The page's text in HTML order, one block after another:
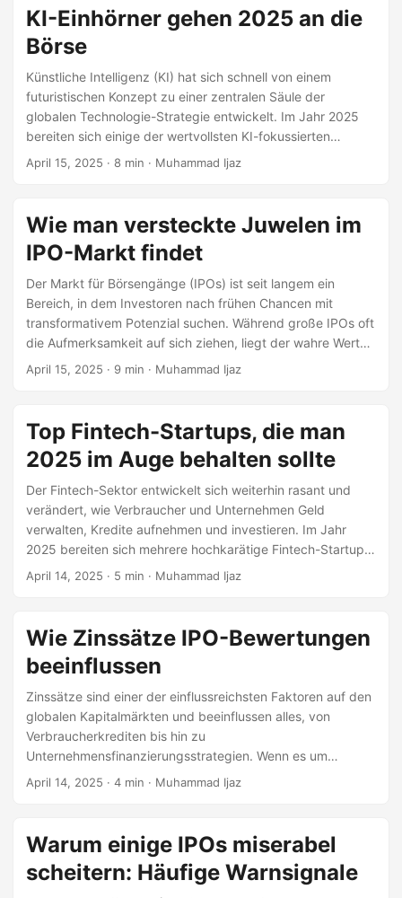
durch reduzierte Verbraucherausgaben, steigende
Arbeitslosigkeit und sinkendes BIP, können die
Finanzmärkte erheblich beeinflussen. Diese Perioden
führen oft zu strafferen Kreditbedingungen und einem
verringerten Vertrauen der Investoren, was den IPO-Markt
KI-Einhörner gehen 2025 an die
Börse
Künstliche Intelligenz (KI) hat sich schnell von einem
futuristischen Konzept zu einer zentralen Säule der
globalen Technologie-Strategie entwickelt. Im Jahr 2025
bereiten sich einige der wertvollsten KI-fokussierten
Einhörner—Startups mit einer Bewertung von über 1
Interesse der Investoren an generativer KI, Infrastruktur für
maschinelles Lernen und Unternehmensautomatisierung.
Hier ist ein Blick auf die wichtigsten KI-Einhörner, die 2025
an die Börse gehen könnten, und warum Investoren sie
April 15, 2025 · 8 min · Muhammad Ijaz
Wie man versteckte Juwelen im
IPO-Markt findet
Der Markt für Börsengänge (IPOs) ist seit langem ein
Bereich, in dem Investoren nach frühen Chancen mit
transformativem Potenzial suchen. Während große IPOs oft
die Aufmerksamkeit auf sich ziehen, liegt der wahre Wert
manchmal unter der Oberfläche. Versteckte Juwelen –
können überdurchschnittliche Renditen liefern, wenn sie
frühzeitig identifiziert werden. Die Suche nach ihnen
erfordert jedoch Strategie, Fleiß und ein tiefes Verständnis
April 15, 2025 · 9 min · Muhammad Ijaz
Top Fintech-Startups, die man
2025 im Auge behalten sollte
Der Fintech-Sektor entwickelt sich weiterhin rasant und
verändert, wie Verbraucher und Unternehmen Geld
verwalten, Kredite aufnehmen und investieren. Im Jahr
2025 bereiten sich mehrere hochkarätige Fintech-Startups
darauf vor, an die Börse zu gehen, und bieten Investoren
KI-gestützten Tools sind hier die besten Fintech-IPO-
Kandidaten und genau beobachteten Unternehmen im Jahr
2025. 1. Stripe Stripe, der globale Zahlungsriese, der
beobachteten IPO-Kandidaten im Fintech-Bereich.
April 14, 2025 · 5 min · Muhammad Ijaz
Wie Zinssätze IPO-Bewertungen
beeinflussen
Zinssätze sind einer der einflussreichsten Faktoren auf den
globalen Kapitalmärkten und beeinflussen alles, von
Verbraucherkrediten bis hin zu
Unternehmensfinanzierungsstrategien. Wenn es um
Börsengänge (IPOs) geht, können Änderungen der
aufnehmen können und wie Investoren auf neue Listings
reagieren. Dieser Blogbeitrag untersucht, wie sich die
Bewegungen der Zinssätze – ob steigend oder fallend – auf
die IPO-Landschaft auswirken und die
April 14, 2025 · 4 min · Muhammad Ijaz
Warum einige IPOs miserabel
scheitern: Häufige Warnsignale